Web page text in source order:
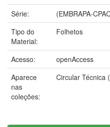
Série:
(EMBRAPA-
Tipo do
Material:
Folhetos
Acesso:
openAccess
Aparece
nas
coleções:
Circular Técnica